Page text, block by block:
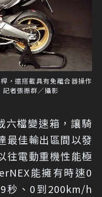
，還搭載具有免離合器操作
者張振群／攝影
六檔變速箱，讓騎
最佳輸出區間以發
往電動重機性能極
能擁有時速0
秒、0到200km/h